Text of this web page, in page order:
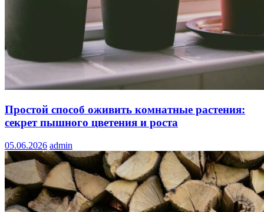
Простой способ оживить комнатные растения:
секрет пышного цветения и роста
05.06.2026 admin